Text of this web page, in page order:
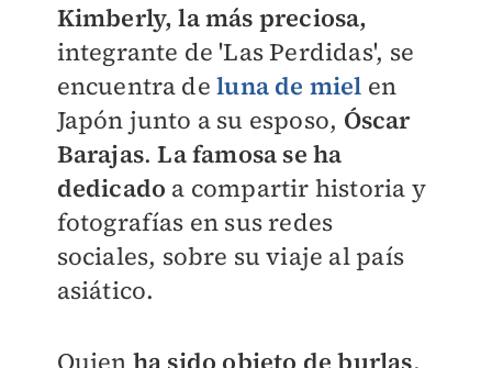
Kimberly, la más preciosa,
integrante de 'Las Perdidas', se
encuentra deluna de miel en
Japón junto a su esposo, Óscar
Barajas.La famosa se ha
dedicado a compartir historia y
fotografías en sus redes
sociales, sobre su viaje al país
asiático.
Quien ha sido objeto de burlas,